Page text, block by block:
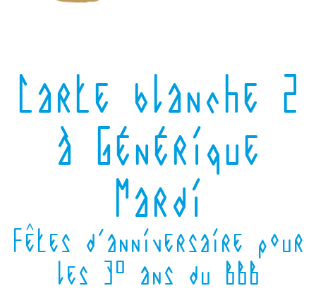
Carte blanche 2
à Générique
Mardi
Fêtes d'anniversaire pour
les 30 ans du BBB